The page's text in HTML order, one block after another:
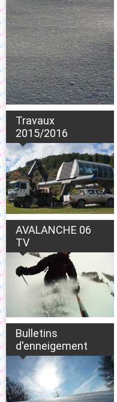
Travaux
2015/2016
AVALANCHE 06
TV
Bulletins
d'enneigement